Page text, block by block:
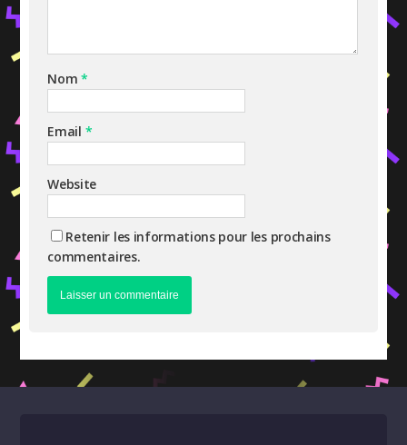
Nom*
Email *
Website
Retenir les informations pour les prochains
commentaires.